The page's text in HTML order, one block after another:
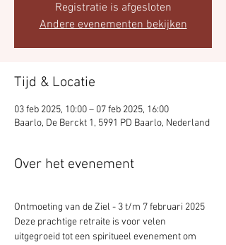
Registratie is afgesloten
Andere evenementen bekijken
Tijd & Locatie
03 feb 2025, 10:00 – 07 feb 2025, 16:00
Baarlo, De Berckt 1, 5991 PD Baarlo, Nederland
Over het evenement
Ontmoeting van de Ziel - 3 t/m 7 februari 2025
Deze prachtige retraite is voor velen
uitgegroeid tot een spiritueel evenement om